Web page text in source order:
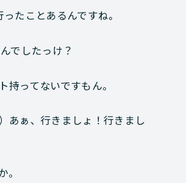
たことあるんですね。
でしたっけ？
持ってないですもん。
あぁ、行きましょ！行きまし
。